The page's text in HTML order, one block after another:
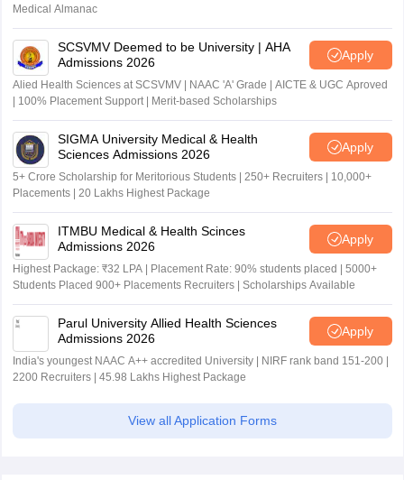
Medical Almanac
SCSVMV Deemed to be University | AHA
Admissions 2026
Apply
Alied Health Sciences at SCSVMV | NAAC 'A' Grade | AICTE & UGC Aproved
| 100% Placement Support | Merit-based Scholarships
SIGMA University Medical & Health
Sciences Admissions 2026
Apply
5+ Crore Scholarship for Meritorious Students | 250+ Recruiters | 10,000+
Placements | 20 Lakhs Highest Package
ITMBU Medical & Health Scinces
Admissions 2026
Apply
Highest Package: ₹32 LPA | Placement Rate: 90% students placed | 5000+
Students Placed 900+ Placements Recruiters | Scholarships Available
Parul University Allied Health Sciences
Admissions 2026
Apply
India's youngest NAAC A++ accredited University | NIRF rank band 151-200 |
2200 Recruiters | 45.98 Lakhs Highest Package
View all Application Forms